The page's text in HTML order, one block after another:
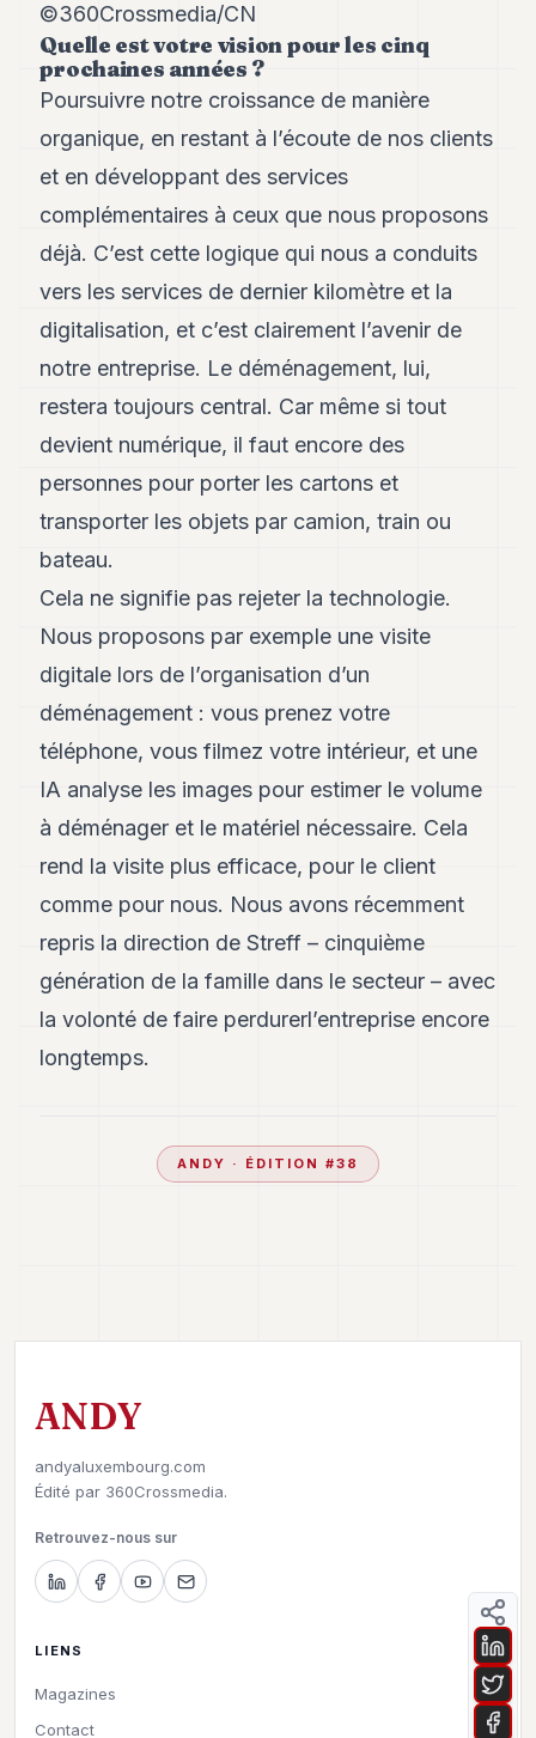
©360Crossmedia/CN
Quelle est votre vision pour les cinq
prochaines années ?
Poursuivre notre croissance de manière
organique, en restant à l’écoute de nos clients
et en développant des services
complémentaires à ceux que nous proposons
déjà. C’est cette logique qui nous a conduits
vers les services de dernier kilomètre et la
digitalisation, et c’est clairement l’avenir de
notre entreprise. Le déménagement, lui,
restera toujours central. Car même si tout
devient numérique, il faut encore des
personnes pour porter les cartons et
transporter les objets par camion, train ou
bateau.
Cela ne signifie pas rejeter la technologie.
Nous proposons par exemple une visite
digitale lors de l’organisation d’un
déménagement : vous prenez votre
téléphone, vous filmez votre intérieur, et une
IA analyse les images pour estimer le volume
à déménager et le matériel nécessaire. Cela
rend la visite plus efficace, pour le client
comme pour nous. Nous avons récemment
repris la direction de Streff – cinquième
génération de la famille dans le secteur – avec
la volonté de faire perdurerl’entreprise encore
longtemps.
ANDY · ÉDITION #38
ANDY
andyaluxembourg.com
Édité par 360Crossmedia.
Retrouvez-nous sur
LIENS
Magazines
Contact